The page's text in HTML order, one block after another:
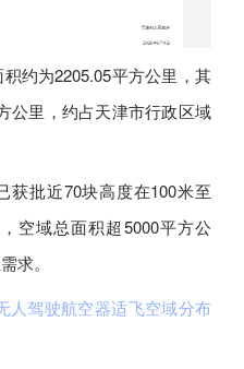
约为2205.05平方公里，其
公里，约占天津市行政区域
获批近70块高度在100米至
空域总面积超5000平方公
求。
人驾驶航空器适飞空域分布